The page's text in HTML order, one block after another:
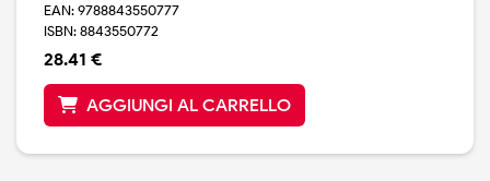
EAN: 9788843550777
ISBN: 8843550772
28.41 €
AGGIUNGI AL CARRELLO